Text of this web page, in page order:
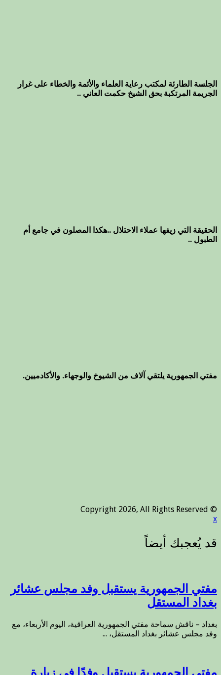
الجلسة الطارئة لمكتب رعاية العلماء والأئمة والخطاء على غرار
الجريمة المرتكبة بحق الشيخ حكمت العاني ..
الحقيقة التي زيفها عملاء الاحتلال ..هكذا المصلون في جامع أم
الطبول ..
مفتي الجمهورية يلتقي آلاف من الشيوخ والوجهاء. والأكادميين.
© Copyright 2026, All Rights Reserved
x
مفتي الجمهورية يستقبل وفد مجلس عشائر
بغداد المستقل
بغداد – ناقش سماحة مفتي الجمهورية العراقية، اليوم الأربعاء، مع
وفد مجلس عشائر بغداد المستقل، ...